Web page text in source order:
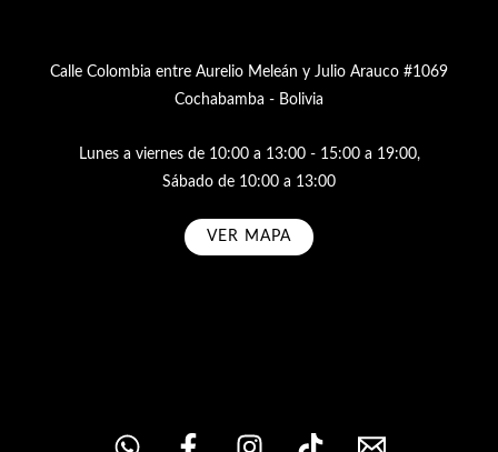
Calle Colombia entre Aurelio Meleán y Julio Arauco #1069
Cochabamba - Bolivia
Lunes a viernes de 10:00 a 13:00 - 15:00 a 19:00,
Sábado de 10:00 a 13:00
VER MAPA